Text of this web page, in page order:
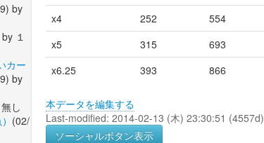
by
１
カー
by
し
(02/
x4
252 554
x5
315 693
x6.25
393 866
本データを編集する
Last-modified: 2014-02-13 (木) 23:30:51 (4557d)
ソーシャルボタン表示